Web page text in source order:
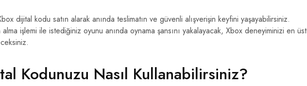
dijital kodu satın alarak anında teslimatın ve güvenli alışverişin keyfini yaşayabilirsiniz.
alma işlemi ile istediğiniz oyunu anında oynama şansını yakalayacak, Xbox deneyiminizi en üst
Kodunuzu Nasıl Kullanabilirsiniz?